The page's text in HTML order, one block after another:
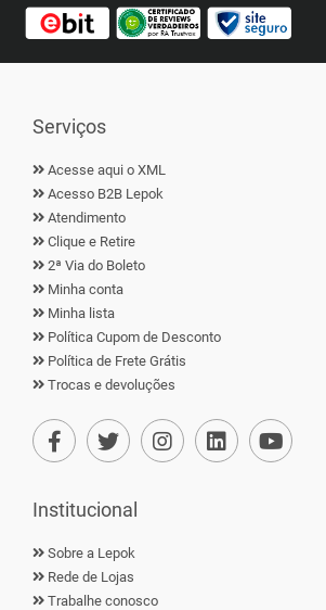
Serviços
Acesse aqui o XML
Acesso B2B Lepok
Atendimento
Clique e Retire
2ª Via do Boleto
Minha conta
Minha lista
Política Cupom de Desconto
Política de Frete Grátis
Trocas e devoluções
Institucional
Sobre a Lepok
Rede de Lojas
Trabalhe conosco